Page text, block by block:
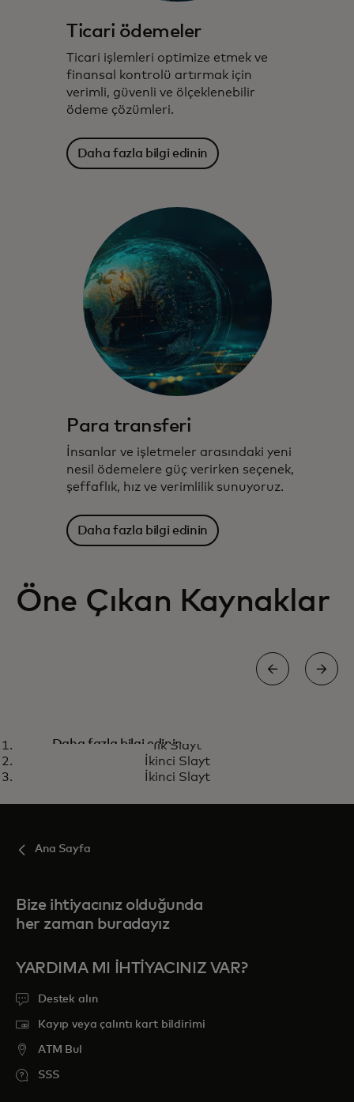
Ticari ödemeler
Ticari işlemleri optimize etmek ve
finansal kontrolü artırmak için
verimli, güvenli ve ölçeklenebilir
ödeme çözümleri.
Daha fazla bilgi edinin
Para transferi
İnsanlar ve işletmeler arasındaki yeni
nesil ödemelere güç verirken seçenek,
şeffaflık, hız ve verimlilik sunuyoruz.
Daha fazla bilgi edinin
Öne Çıkan Kaynaklar
Gerçek zamanlı ödemeler için
sırada ne var?
Daha fazla bilgi edinin
İlk Slayt
İkinci Slayt
İkinci Slayt
Ana Sayfa
Bize ihtiyacınız olduğunda
her zaman buradayız
YARDIMA MI IHTIYACINIZ VAR?
Destek alın
Kayıp veya çalıntı kart bildirimi
ATM Bul
SSS